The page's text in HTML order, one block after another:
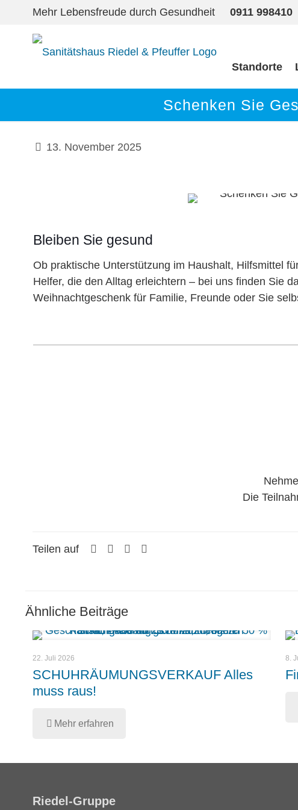
Mehr Lebensfreude durch Gesundheit 0911 998410
Standorte
Schenken Sie
13. November 2025
Bleiben Sie gesund
Ob praktische Unterstützung im Haushalt, Hilfsmittel
Helfer, die den Alltag erleichtern – bei uns finden Sie
Weihnachtgeschenk für Familie, Freunde oder Sie
Die
Teilen auf
Ähnliche Beiträge
22. Juli 2026
SCHUHRÄUMUNGSVERKAUF Alles
muss raus!
Mehr erfahren
8.
Riedel-Gruppe